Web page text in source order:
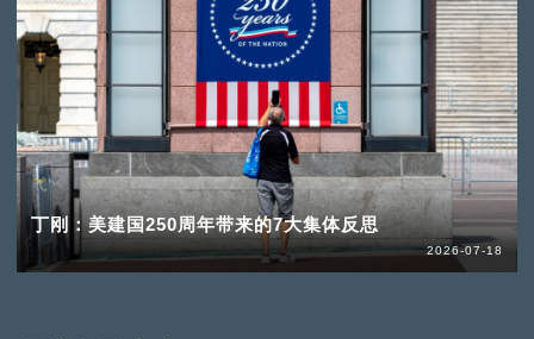
丁刚：美建国250周年带来的7大集体反思
2026-07-18